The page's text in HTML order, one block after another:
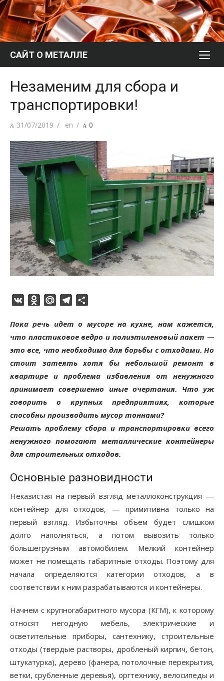
Перейти
к
содержимому
САЙТ О МЕТАЛЛЕ
Незаменим для сбора и
транспортировки!
Опубликовано
31/07/2019 Автор
en 0
VK Odnoklassniki
Mail.RuTelegram
Пока речь идет о мусоре на кухне, нам кажется,
что пластиковое ведро и полиэтиленовый пакет —
это все, что необходимо для борьбы с отходами. Но
стоит затеять хотя бы небольшой ремонт в
квартире и проблема избавления от ненужного
принимает совершенно иные очертания. Что уж
говорить о крупных предприятиях, которые
способны производить мусор тоннами?
Решать проблему сбора и транспортировки всего
ненужного помогают металлические контейнеры
для строительных отходов.
Основные разновидности
Неказистая на первый взгляд металлоконструкция —
контейнер для отходов, — примитивна только на
первый взгляд. Избыточны объем будет слишком
долго наполняться, а потом вывозить только
большегрузным автомобилем. Мелкий контейнер
может не помещать габаритные отходы. Поэтому для
начала определяются категории отходов, а в
соответствии к ним разрабатываются и контейнеры.
Начнем с крупногабаритного мусора (КГМ), к которому
относят негодную мебель, электрические и
осветительные приборы, сантехнику, строительные
отходы (твердые растворы, дробленый кирпич, бетон,
штукатурка), дерево (фанера, потолочные перекрытия,
ветки, срубленные деревья), оргтехнику, велосипеды и